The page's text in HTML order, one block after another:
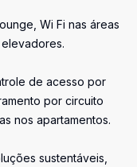
Wi Fi nas áreas
de acesso por
por circuito
nos apartamentos.
sustentáveis,